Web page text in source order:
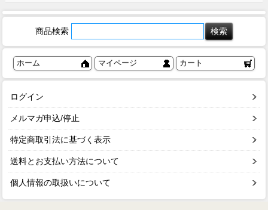
商品検索
ホーム マイページ カート
ログイン
メルマガ申込/停止
特定商取引法に基づく表示
送料とお支払い方法について
個人情報の取扱いについて